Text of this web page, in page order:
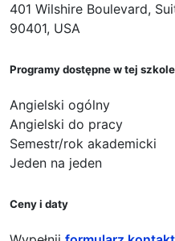
401 Wilshire Boulevard,
90401, USA
Programy dostępne w tej szkole
Angielski ogólny
Angielski do pracy
Semestr/rok akademicki
Jeden na jeden
Ceny i daty